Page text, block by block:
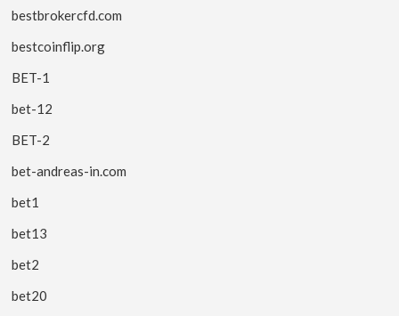
bestbrokercfd.com
bestcoinflip.org
BET-1
bet-12
BET-2
bet-andreas-in.com
bet1
bet13
bet2
bet20